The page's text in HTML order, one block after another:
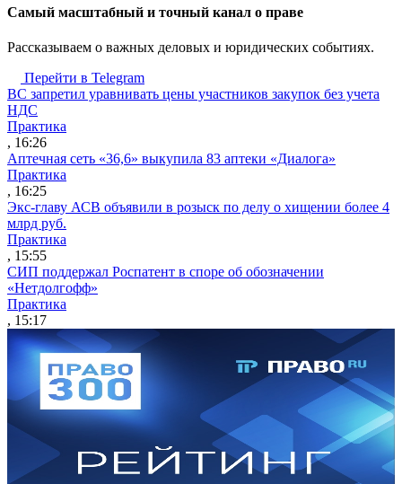
Cамый масштабный и точный канал о праве
Рассказываем о важных деловых и юридических событиях.
Перейти в Telegram
ВС запретил уравнивать цены участников закупок без учета
НДС
Практика
, 16:26
Аптечная сеть «36,6» выкупила 83 аптеки «Диалога»
Практика
, 16:25
Экс-главу АСВ объявили в розыск по делу о хищении более 4
млрд руб.
Практика
, 15:55
СИП поддержал Роспатент в споре об обозначении
«Нетдолгофф»
Практика
, 15:17